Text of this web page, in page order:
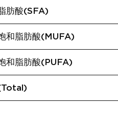
肪酸(SFA)
和脂肪酸(MUFA)
和脂肪酸(PUFA)